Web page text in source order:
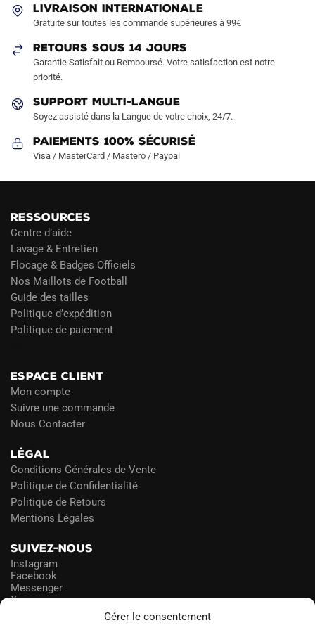
Gérer le consentement
choisies
la
page
produit
page
LIVRAISON INTERNATIONALE
Gratuite sur toutes les commande supérieures à 99€
RETOURS SOUS 14 JOURS
Garantie Satisfait ou Remboursé. Votre satisfaction est notre
priorité.
SUPPORT MULTI-LANGUE
Soyez assisté dans la Langue de votre choix, 24/7.
Paiements 100% Sécurisé
Visa / MasterCard / Mastero / Paypal
RESSOURCES
Centre d’aide
Lavage & Entretien
Flocage & Badges Officiels
Nos Maillots de Football
Guide des tailles
Politique d’expédition
Politique de paiement
ESPACE CLIENT
Mon compte
Suivre une commande
Nous Contacter
LÉGAL
Conditions Générales de Vente
Politique de Confidentialité
Politique de Retours
Mentions Légales
SUIVEZ-NOUS
Instagram
Facebook
Messenger
X